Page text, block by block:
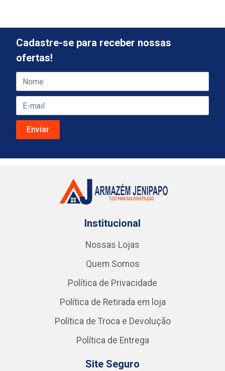
Cadastre-se para receber nossas
ofertas!
Institucional
Nossas Lojas
Quem Somos
Política de Privacidade
Política de Retirada em loja
Política de Troca e Devolução
Política de Entrega
Site Seguro